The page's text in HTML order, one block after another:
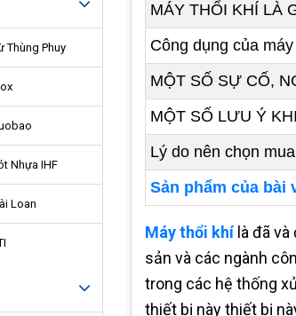
Thùng Phuy
Nhựa IHF
Loan
MÁY THỔI KHÍ LÀ
Công dụng của
MỘT SỐ SỰ CỐ,
MỘT SỐ LƯU Ý
Lý do nên chọn
Sản phẩm của bài
Máy thổi khílà đã và
sản và các ngành
trong các hệ thống
thiết bị này thiết bị